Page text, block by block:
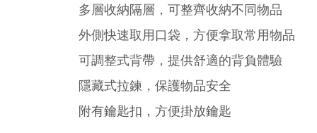
多層收納隔層，可整齊收納不同物品
外側快速取用口袋，方便拿取常用物品
可調整式背帶，提供舒適的背負體驗
隱藏式拉鍊，保護物品安全
附有鑰匙扣，方便掛放鑰匙